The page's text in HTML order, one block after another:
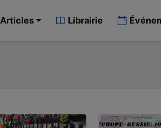
Articles Librairie